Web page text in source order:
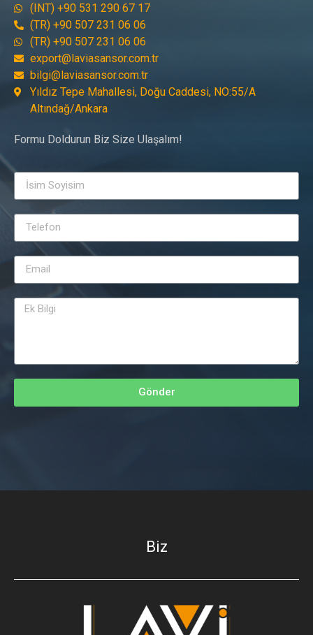
(INT) +90 531 290 67 17
(TR) +90 507 231 06 06
(TR) +90 507 231 06 06
export@laviasansor.com.tr
bilgi@laviasansor.com.tr
Yıldız Tepe Mahallesi, Doğu Caddesi, NO:55/A
Altındağ/Ankara
Formu Doldurun Biz Size Ulaşalım!
Gönder
Biz